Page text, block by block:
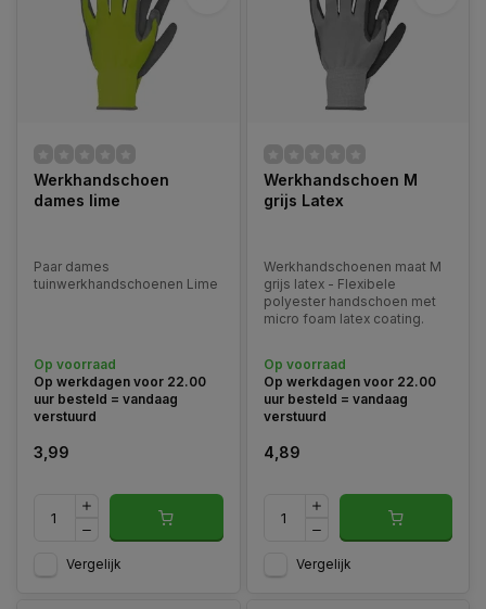
Werkhandschoen
dames lime
Paar dames
tuinwerkhandschoenen Lime
Op voorraad
Op werkdagen voor 22.00
uur besteld = vandaag
verstuurd
3,99
Vergelijk
Werkhandschoen M
grijs Latex
Werkhandschoenen maat M
grijs latex - Flexibele
polyester handschoen met
micro foam latex coating.
Op voorraad
Op werkdagen voor 22.00
uur besteld = vandaag
verstuurd
4,89
Vergelijk